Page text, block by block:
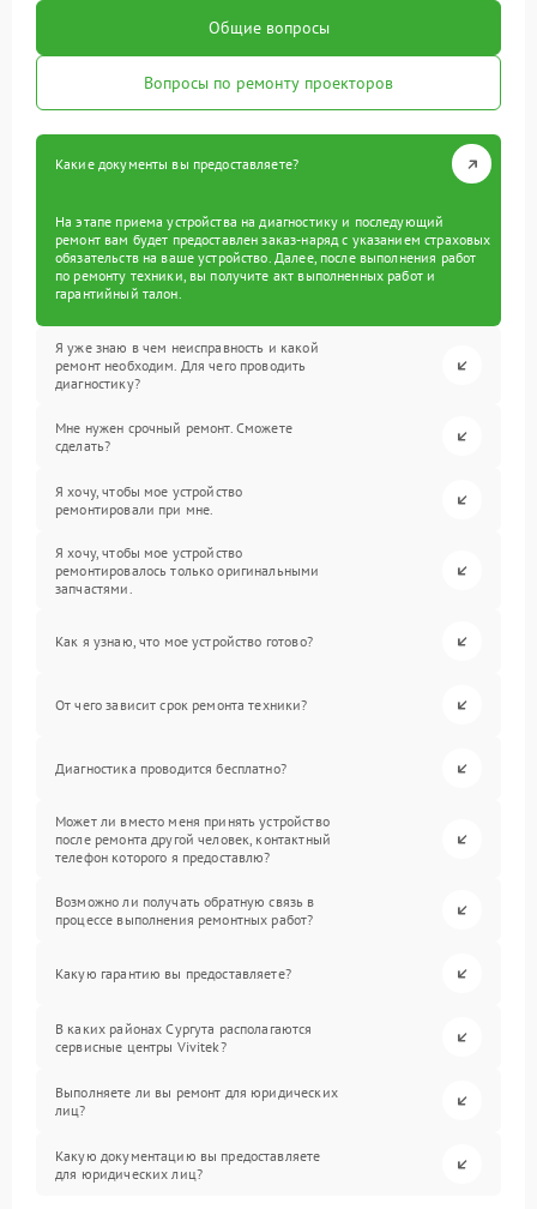
Общие вопросы
Вопросы по ремонту проекторов
Какие документы вы предоставляете?
На этапе приема устройства на диагностику и последующий
ремонт вам будет предоставлен заказ-наряд с указанием страховых
обязательств на ваше устройство. Далее, после выполнения работ
по ремонту техники, вы получите акт выполненных работ и
гарантийный талон.
Я уже знаю в чем неисправность и какой
ремонт необходим. Для чего проводить
диагностику?
Мне нужен срочный ремонт. Сможете
сделать?
Я хочу, чтобы мое устройство
ремонтировали при мне.
Я хочу, чтобы мое устройство
ремонтировалось только оригинальными
запчастями.
Как я узнаю, что мое устройство готово?
От чего зависит срок ремонта техники?
Диагностика проводится бесплатно?
Может ли вместо меня принять устройство
после ремонта другой человек, контактный
телефон которого я предоставлю?
Возможно ли получать обратную связь в
процессе выполнения ремонтных работ?
Какую гарантию вы предоставляете?
В каких районах Сургута располагаются
сервисные центры Vivitek?
Выполняете ли вы ремонт для юридических
лиц?
Какую документацию вы предоставляете
для юридических лиц?